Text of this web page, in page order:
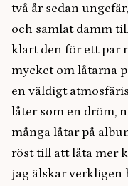
två år sedan
och samlat damm
klart den för ett par
mycket om låtarna
en väldigt
låter som en dröm,
många låtar på
röst till att låta mer
jag älskar verkligen